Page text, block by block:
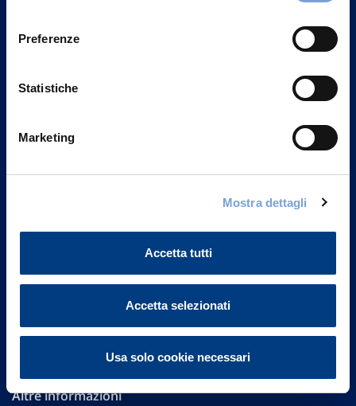
Preferenze
Statistiche
Marketing
Mostra dettagli
Accetta tutti
Accetta selezionati
Usa solo cookie necessari
FAQ
Investor Relations
Altre informazioni